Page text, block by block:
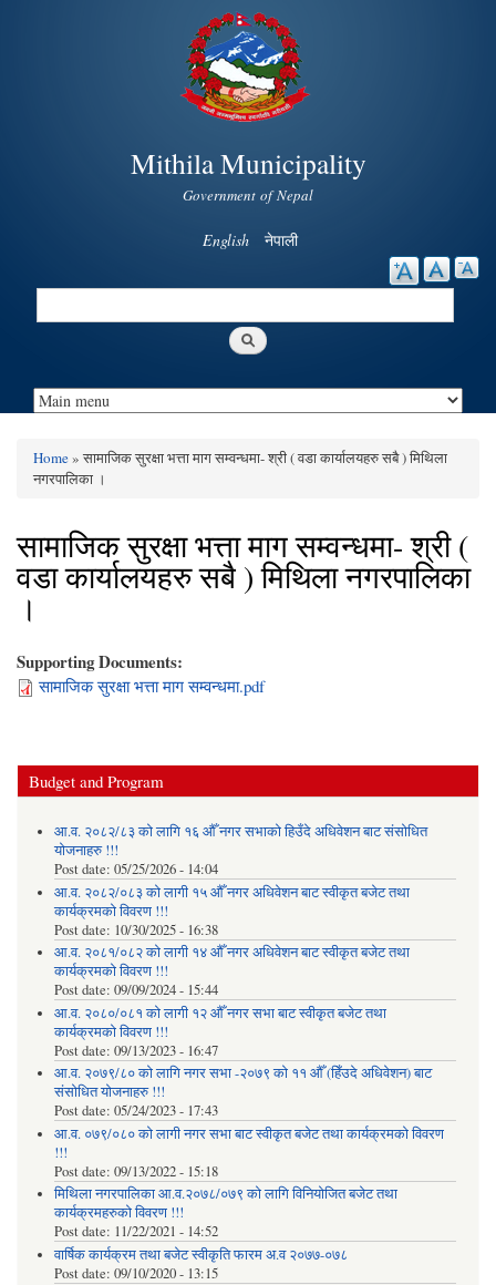
Skip to
main
content
Mithila Municipality
Government of Nepal
English नेपाली
Search
You are here
Home» सामाजिक सुरक्षा भत्ता माग सम्वन्धमा- श्री ( वडा कार्यालयहरु सबै ) मिथिला
नगरपालिका ।
सामाजिक सुरक्षा भत्ता माग सम्वन्धमा- श्री (
वडा कार्यालयहरु सबै ) मिथिला नगरपालिका
।
Supporting Documents:
सामाजिक सुरक्षा भत्ता माग सम्वन्धमा.pdf
Budget and Program
आ.व. २०८२/८३ को लागि १६ औँ नगर सभाको हिउँदे अधिवेशन बाट संसोधित
योजनाहरु !!!
Post date: 05/25/2026 - 14:04
आ.व. २०८२/०८३ को लागी १५ औँ नगर अधिवेशन बाट स्वीकृत बजेट तथा
कार्यक्रमको विवरण !!!
Post date: 10/30/2025 - 16:38
आ.व. २०८१/०८२ को लागी १४ औँ नगर अधिवेशन बाट स्वीकृत बजेट तथा
कार्यक्रमको विवरण !!!
Post date: 09/09/2024 - 15:44
आ.व. २०८०/०८१ को लागी १२ औँ नगर सभा बाट स्वीकृत बजेट तथा
कार्यक्रमको विवरण !!!
Post date: 09/13/2023 - 16:47
आ.व. २०७९/८० को लागि नगर सभा -२०७९ को ११ औँ (हिँउदे अधिवेशन) बाट
संसोधित योजनाहरु !!!
Post date: 05/24/2023 - 17:43
आ.व. ०७९/०८० को लागी नगर सभा बाट स्वीकृत बजेट तथा कार्यक्रमको विवरण
!!!
Post date: 09/13/2022 - 15:18
मिथिला नगरपालिका आ.व.२०७८/०७९ को लागि विनियोजित बजेट तथा
कार्यक्रमहरुको विवरण !!!
Post date: 11/22/2021 - 14:52
वार्षिक कार्यक्रम तथा बजेट स्वीकृति फारम अ.व २०७७-०७८
Post date: 09/10/2020 - 13:15